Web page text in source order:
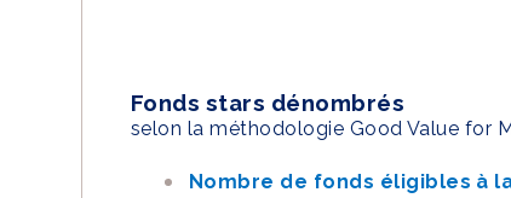
Fonds stars dénombrés
selon la méthodologie Good Value for
Nombre de fonds éligibles à